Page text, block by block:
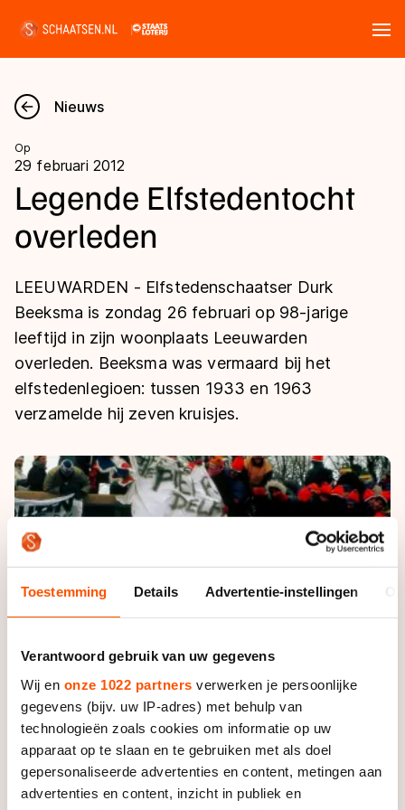
Toestemming Details Advertentie-instellingen
Verantwoord gebruik van uw gegevens
Wij en onze 1022 partners verwerken je persoonlijke
gegevens (bijv. uw IP-adres) met behulp van
technologieën zoals cookies om informatie op uw
apparaat op te slaan en te gebruiken met als doel
gepersonaliseerde advertenties en content, metingen aan
advertenties en content, inzicht in publiek en
Nieuws
Kalender
Disciplines
Langebaan
Shorttrack
Inlineskaten
Kunstschaatsen
Natuurijs
Uitslagen
Langebaan
Shorttrack
Marathon
Kunstschaatsen
Tijden & historie
Ranglijsten Langebaan
Persoonlijke records & tijden
Historie & statistiek
De weg op
Algemene Nederlandse Schaatstijd
Deze zomer de weg op
Waar kan ik schaatsen en skaten?
Schaatsfans
Alles voor jou als schaatsfan
Evenementen
Olympische Spelen
Olympische Spelen
Medaille overzicht
Olympische uitslagen
Van Jong tot Goud verhalen
Nieuws
Op
29 februari 2012
Legende Elfstedentocht
overleden
LEEUWARDEN - Elfstedenschaatser Durk
Beeksma is zondag 26 februari op 98-jarige
leeftijd in zijn woonplaats Leeuwarden
overleden. Beeksma was vermaard bij het
elfstedenlegioen: tussen 1933 en 1963
verzamelde hij zeven kruisjes.